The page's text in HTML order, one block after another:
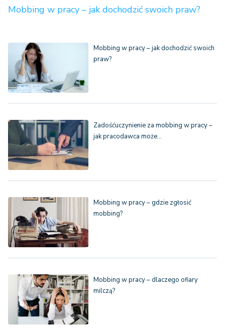
Mobbing w pracy – jak dochodzić swoich praw?
Mobbing w pracy – jak dochodzić swoich
praw?
Zadośćuczynienie za mobbing w pracy –
jak pracodawca może…
Mobbing w pracy – gdzie zgłosić
mobbing?
Mobbing w pracy – dlaczego ofiary
milczą?